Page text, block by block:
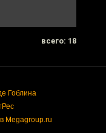
всего: 18
Гоблина
Megagroup.ru